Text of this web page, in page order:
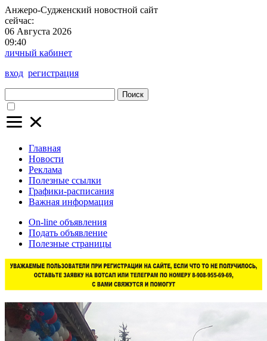
Анжеро-Судженский новостной сайт
сейчас:
06 Августа 2026
09:40
личный кабинет
вход регистрация
Поиск
Главная
Новости
Реклама
Полезные ссылки
Графики-расписания
Важная информация
On-line объявления
Подать объявление
Полезные страницы